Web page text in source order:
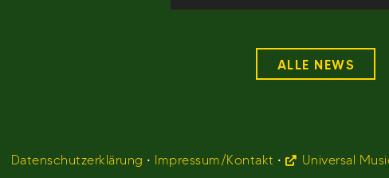
ALLE NEWS
Datenschutzerklärung • Impressum/Kontakt • Universal